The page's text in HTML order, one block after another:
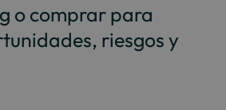
o comprar para
riesgos y